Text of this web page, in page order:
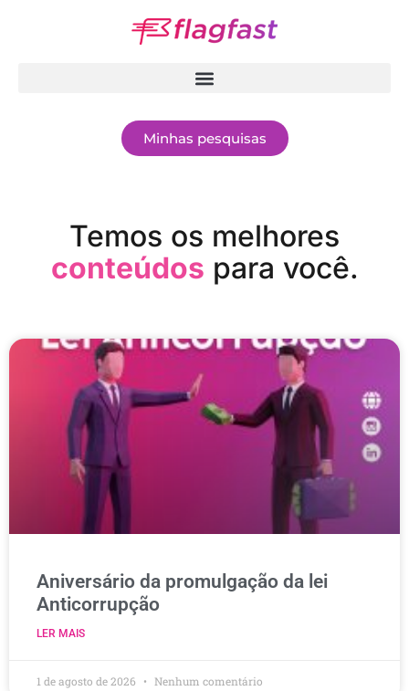
Minhas pesquisas
Temos os melhores
conteúdos para você.
Aniversário da promulgação da lei
Anticorrupção
LER MAIS
1 de agosto de 2026 Nenhum comentário